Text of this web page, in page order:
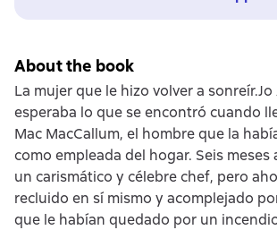
About the book
La mujer que le hizo volver a
esperaba lo que se encontró cuando
Mac MacCallum, el hombre que la
como empleada del hogar. Seis meses
un carismático y célebre chef, pero
recluido en sí mismo y acomplejado
que le habían quedado por un